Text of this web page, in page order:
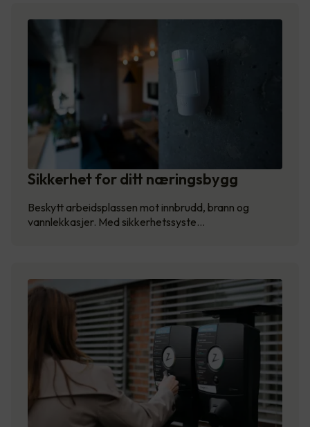
Sikkerhet for ditt næringsbygg
Beskytt arbeidsplassen mot innbrudd, brann og
vannlekkasjer. Med sikkerhetssyste…